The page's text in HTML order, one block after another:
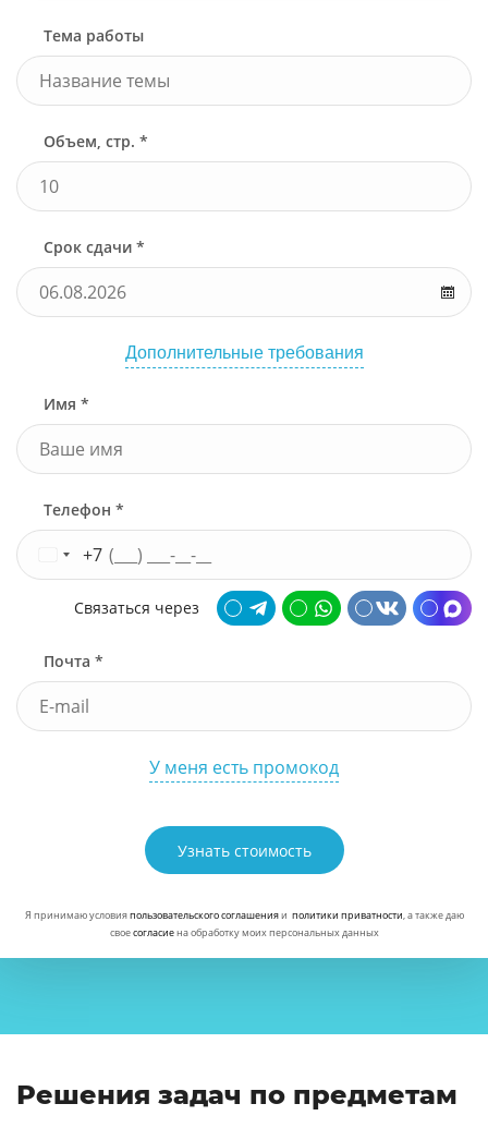
Тема работы
Объем, стр. *
Срок сдачи *
Дополнительные требования
Имя *
Телефон *
+7
Связаться через
Почта *
У меня есть промокод
Узнать стоимость
Я принимаю условияпользовательского соглашенияи политики приватности, а также даю
своесогласиена обработку моих персональных данных
Решения задач по предметам